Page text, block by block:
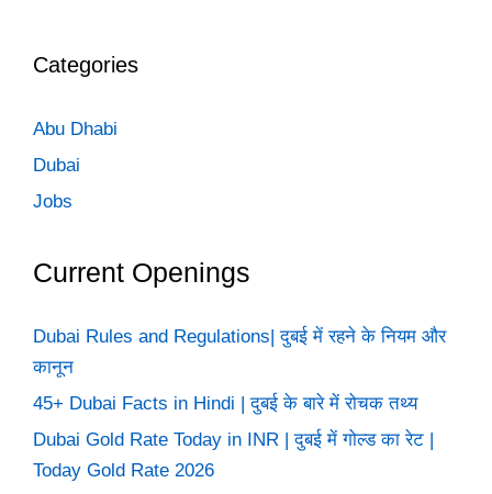
Categories
Abu Dhabi
Dubai
Jobs
Current Openings
Dubai Rules and Regulations| दुबई में रहने के नियम और
कानून
45+ Dubai Facts in Hindi | दुबई के बारे में रोचक तथ्य
Dubai Gold Rate Today in INR | दुबई में गोल्ड का रेट |
Today Gold Rate 2026